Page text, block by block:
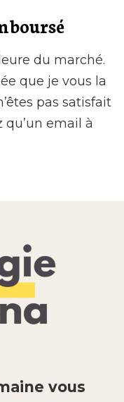
du marché.
que je vous la
pas satisfait
qu’un email à
vous